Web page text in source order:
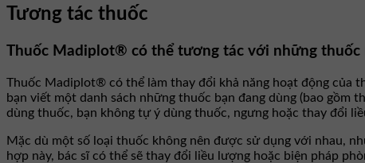
Tương tác thuốc
Thuốc Madiplot® có thể tương tác với những thuốc
Thuốc Madiplot® có thể làm thay đổi khả năng hoạt động của
bạn viết một danh sách những thuốc bạn đang dùng (bao gồm
dùng thuốc, bạn không tự ý dùng thuốc, ngưng hoặc thay đổi
Mặc dù một số loại thuốc không nên được sử dụng với nhau,
hợp này, bác sĩ có thể sẽ thay đổi liều lượng hoặc biện pháp